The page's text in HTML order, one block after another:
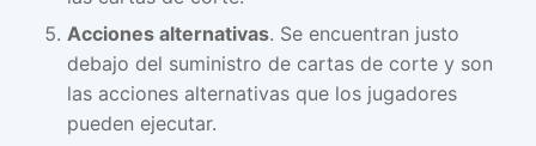
Acciones alternativas. Se encuentran justo
debajo del suministro de cartas de corte y son
las acciones alternativas que los jugadores
pueden ejecutar.